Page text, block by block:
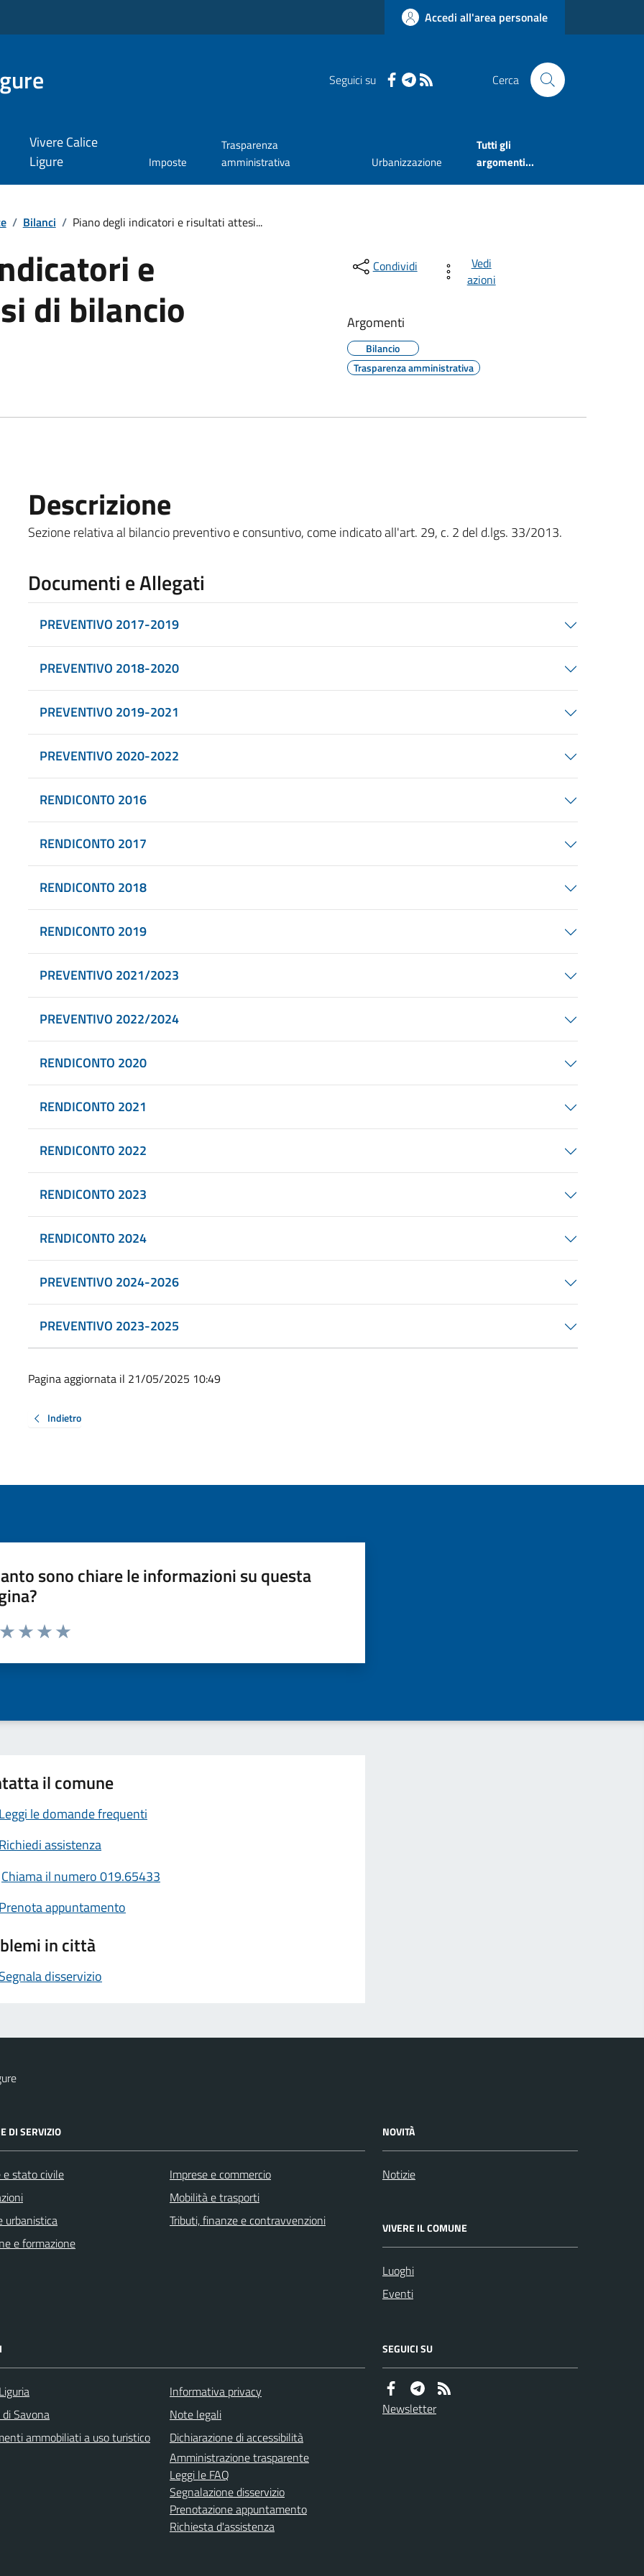
Accedi all'area personale
Seguici su Cerca
Vivere Calice
Ligure
Imposte
Trasparenza
amministrativa
Urbanizzazione
Tutti gli
argomenti...
/ Bilanci / Piano degli indicatori e risultati attesi...
e
di bilancio
Condividi
Vedi
azioni
Argomenti
Bilancio
Trasparenza amministrativa
Descrizione
Sezione relativa al bilancio preventivo e consuntivo, come indicato all'art. 29, c. 2 del d.lgs. 33/2013.
Documenti e Allegati
PREVENTIVO 2017-2019
PREVENTIVO 2018-2020
PREVENTIVO 2019-2021
PREVENTIVO 2020-2022
RENDICONTO 2016
RENDICONTO 2017
RENDICONTO 2018
RENDICONTO 2019
PREVENTIVO 2021/2023
PREVENTIVO 2022/2024
RENDICONTO 2020
RENDICONTO 2021
RENDICONTO 2022
RENDICONTO 2023
RENDICONTO 2024
PREVENTIVO 2024-2026
PREVENTIVO 2023-2025
Pagina aggiornata il 21/05/2025 10:49
Indietro
sono chiare le informazioni su questa
da 1 a 5 stelle la pagina
il comune
Leggi le domande frequenti
Richiedi assistenza
Chiama il numero 019.65433
Prenota appuntamento
in città
Segnala disservizio
DI SERVIZIO
e stato civile
urbanistica
e formazione
Imprese e commercio
Mobilità e trasporti
Tributi, finanze e contravvenzioni
NOVITÀ
Notizie
VIVERE IL COMUNE
Luoghi
Eventi
Savona
ammobiliati a uso turistico
Informativa privacy
Note legali
Dichiarazione di accessibilità
Amministrazione trasparente
Leggi le FAQ
Segnalazione disservizio
Prenotazione appuntamento
Richiesta d'assistenza
SEGUICI SU
Newsletter